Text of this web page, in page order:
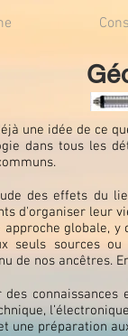
une idée de ce
dans tous les
des effets du
d'organiser leur
globale,
seuls sources
de nos ancêtres.
une préparation